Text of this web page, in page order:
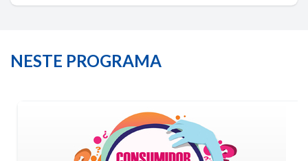
NESTE PROGRAMA